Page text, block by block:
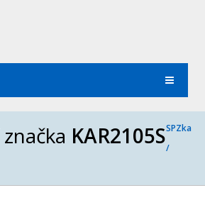
KAR2105SSPZka
/